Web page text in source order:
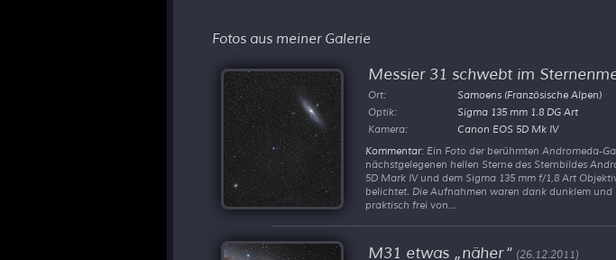
Fotos aus meiner Galerie
Messier 31 schwebt im
Ort:
Samoens (Französische Alpen)
Optik:
Sigma 135 mm 1.8 DG Art
Kamera:
Canon EOS 5D Mk IV
Kommentar: Ein Foto der berühmten Andromeda-
nächstgelegenen hellen Sterne des Sternbildes
5D Mark IV und dem Sigma 135 mm f/1,8 Art
belichtet. Die Aufnahmen waren dank dunklem
praktisch frei von...
M31 etwas näher (26.12.2011)